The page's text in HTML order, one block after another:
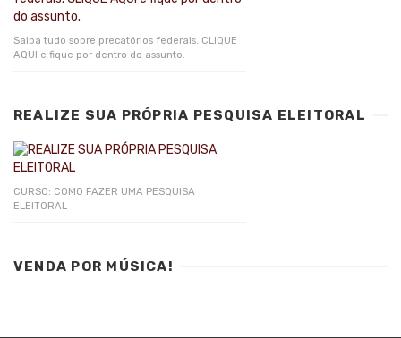
Saiba tudo sobre precatórios federais. CLIQUE
AQUI e fique por dentro do assunto.
REALIZE SUA PRÓPRIA PESQUISA ELEITORAL
CURSO: COMO FAZER UMA PESQUISA
ELEITORAL
VENDA POR MÚSICA!